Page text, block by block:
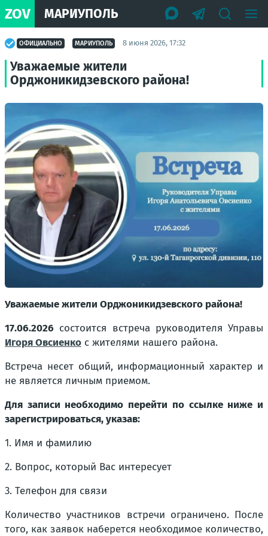
ZOV МАРИУПОЛЬ
ОФИЦИАЛЬНО МАРИУПОЛЬ 8 июня 2026, 17:32
Уважаемые жители
Орджоникидзевского района!
Уважаемые жители Орджоникидзевского района!
17.06.2026 состоится встреча руководителя Управы
Игоря Овсиенко с жителями нашего района.
Встреча несет общий, информационный характер и
не является личным приемом.
Для записи необходимо перейти по ссылке ниже и
зарегистрироваться, указав:
1. Имя и фамилию
2. Вопрос, который Вас интересует
3. Телефон для связи
Количество участников встречи ограничено. После
того, как заявок наберется необходимое количество,